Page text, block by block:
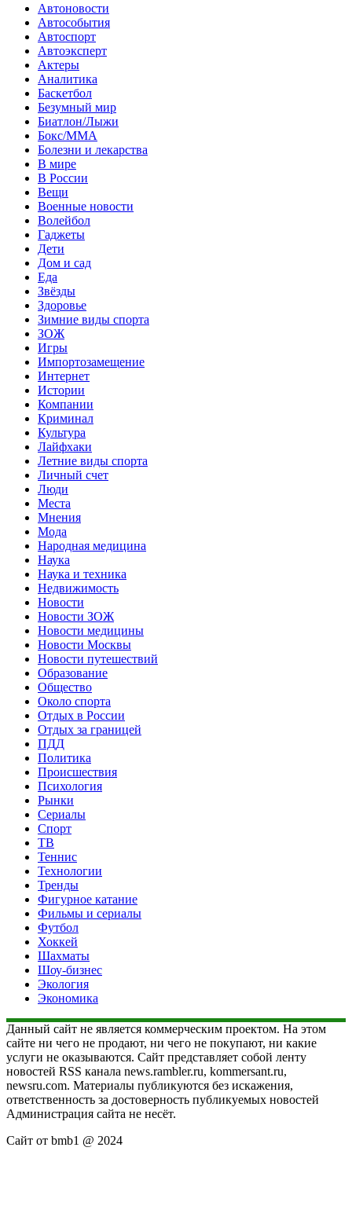
Автоновости
Автособытия
Автоспорт
Автоэксперт
Актеры
Аналитика
Баскетбол
Безумный мир
Биатлон/Лыжи
Бокс/MMA
Болезни и лекарства
В мире
В России
Вещи
Военные новости
Волейбол
Гаджеты
Дети
Дом и сад
Еда
Звёзды
Здоровье
Зимние виды спорта
ЗОЖ
Игры
Импортозамещение
Интернет
Истории
Компании
Криминал
Культура
Лайфхаки
Летние виды спорта
Личный счет
Люди
Места
Мнения
Мода
Народная медицина
Наука
Наука и техника
Недвижимость
Новости
Новости ЗОЖ
Новости медицины
Новости Москвы
Новости путешествий
Образование
Общество
Около спорта
Отдых в России
Отдых за границей
ПДД
Политика
Происшествия
Психология
Рынки
Сериалы
Спорт
ТВ
Теннис
Технологии
Тренды
Фигурное катание
Фильмы и сериалы
Футбол
Хоккей
Шахматы
Шоу-бизнес
Экология
Экономика
Данный сайт не является коммерческим проектом. На этом
сайте ни чего не продают, ни чего не покупают, ни какие
услуги не оказываются. Сайт представляет собой ленту
новостей RSS канала news.rambler.ru, kommersant.ru,
newsru.com. Материалы публикуются без искажения,
ответственность за достоверность публикуемых новостей
Администрация сайта не несёт.
Сайт от bmb1 @ 2024